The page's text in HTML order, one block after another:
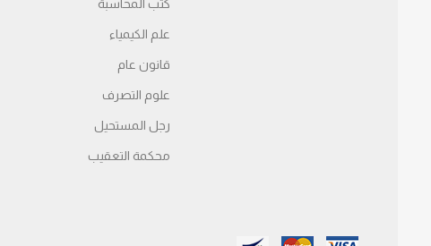
كتب المحاسبة
علم الكيمياء
قانون عام
علوم التصرف
رجل المستحيل
محكمة التعقیب